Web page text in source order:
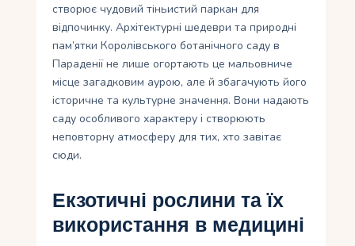
створює чудовий тіньистий паркан для
відпочинку. Архітектурні шедеври та природні
пам’ятки Королівського ботанічного саду в
Параденії не лише огортають це мальовниче
місце загадковим аурою, але й збагачують його
історичне та культурне значення. Вони надають
саду особливого характеру і створюють
неповторну атмосферу для тих, хто завітає
сюди.
Екзотичні рослини та їх
використання в медицині